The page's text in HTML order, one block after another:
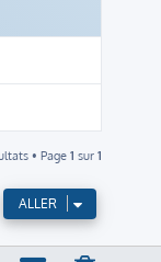
• Page 1 sur 1
ALLER